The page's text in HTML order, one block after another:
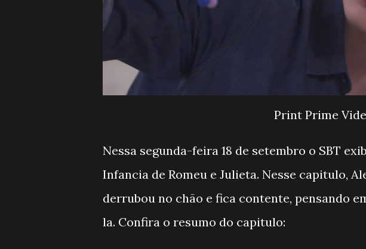
Print Prime
Nessa segunda-feira 18 de setembro o SBT
Infancia de Romeu e Julieta. Nesse capitulo,
derrubou no chão e fica contente, pensando
la. Confira o resumo do capitulo: